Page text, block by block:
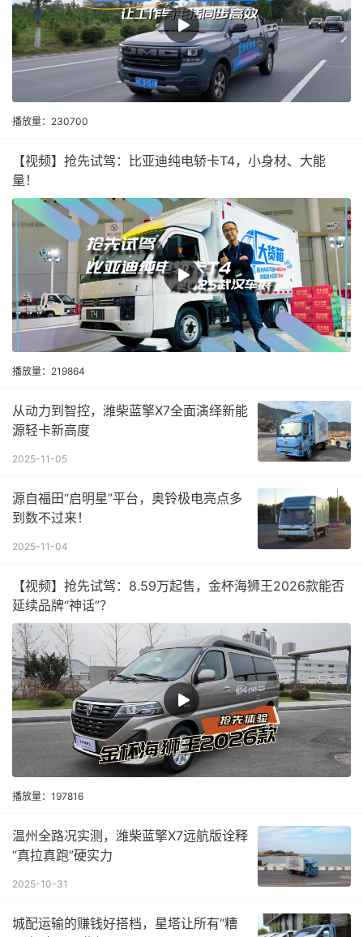
播放量：230700
【视频】抢先试驾：比亚迪纯电轿卡T4，小身材、大能
量！
播放量：219864
从动力到智控，潍柴蓝擎X7全面演绎新能
源轻卡新高度
2025-11-05
源自福田“启明星”平台，奥铃极电亮点多
到数不过来！
2025-11-04
【视频】抢先试驾：8.59万起售，金杯海狮王2026款能否
延续品牌“神话”？
播放量：197816
温州全路况实测，潍柴蓝擎X7远航版诠释
“真拉真跑”硬实力
2025-10-31
城配运输的赚钱好搭档，星塔让所有“糟